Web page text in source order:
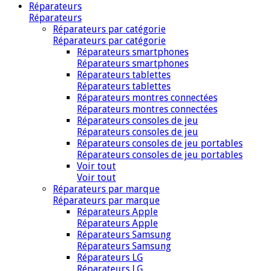
Réparateurs
Réparateurs
Réparateurs par catégorie
Réparateurs par catégorie
Réparateurs smartphones
Réparateurs smartphones
Réparateurs tablettes
Réparateurs tablettes
Réparateurs montres connectées
Réparateurs montres connectées
Réparateurs consoles de jeu
Réparateurs consoles de jeu
Réparateurs consoles de jeu portables
Réparateurs consoles de jeu portables
Voir tout
Voir tout
Réparateurs par marque
Réparateurs par marque
Réparateurs Apple
Réparateurs Apple
Réparateurs Samsung
Réparateurs Samsung
Réparateurs LG